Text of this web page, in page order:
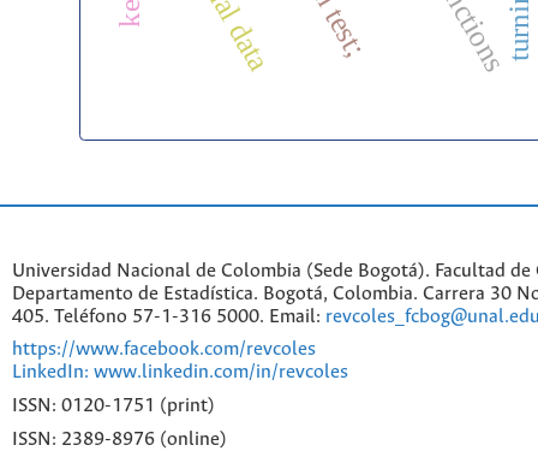
Universidad Nacional de Colombia (Sede Bogotá). Facultad de
Departamento de Estadística. Bogotá, Colombia. Carrera 30
405. Teléfono 57-1-316 5000. Email:
https://www.facebook.com/revcoles
LinkedIn: www.linkedin.com/in/revcoles
ISSN: 0120-1751 (print)
ISSN: 2389-8976 (online)